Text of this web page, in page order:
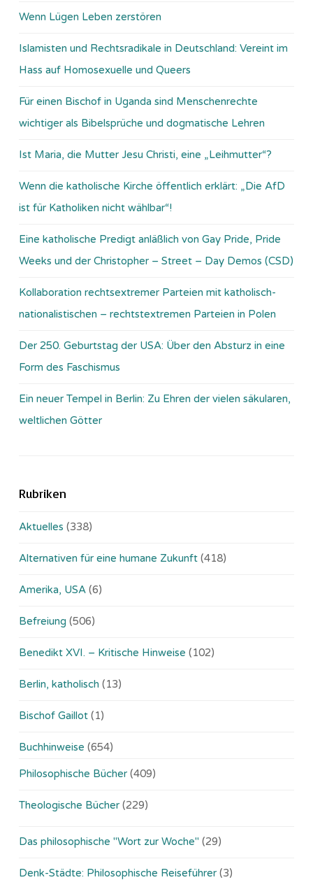
Wenn Lügen Leben zerstören
Islamisten und Rechtsradikale in Deutschland: Vereint im
Hass auf Homosexuelle und Queers
Für einen Bischof in Uganda sind Menschenrechte
wichtiger als Bibelsprüche und dogmatische Lehren
Ist Maria, die Mutter Jesu Christi, eine „Leihmutter“?
Wenn die katholische Kirche öffentlich erklärt: „Die AfD
ist für Katholiken nicht wählbar“!
Eine katholische Predigt anläßlich von Gay Pride, Pride
Weeks und der Christopher – Street – Day Demos (CSD)
Kollaboration rechtsextremer Parteien mit katholisch-
nationalistischen – rechtstextremen Parteien in Polen
Der 250. Geburtstag der USA: Über den Absturz in eine
Form des Faschismus
Ein neuer Tempel in Berlin: Zu Ehren der vielen säkularen,
weltlichen Götter
Rubriken
Aktuelles (338)
Alternativen für eine humane Zukunft (418)
Amerika, USA (6)
Befreiung (506)
Benedikt XVI. – Kritische Hinweise (102)
Berlin, katholisch (13)
Bischof Gaillot (1)
Buchhinweise (654)
Philosophische Bücher (409)
Theologische Bücher (229)
Das philosophische "Wort zur Woche" (29)
Denk-Städte: Philosophische Reiseführer (3)